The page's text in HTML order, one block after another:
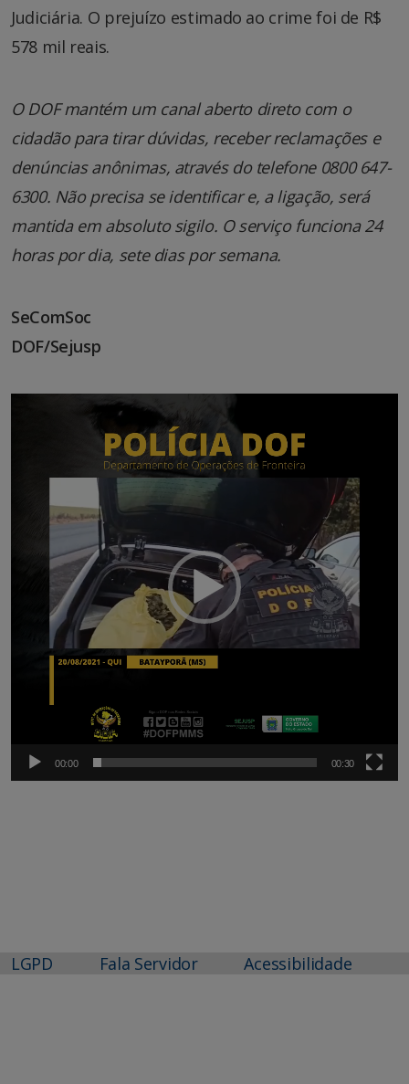
Judiciária. O prejuízo estimado ao crime foi de R$
578 mil reais.
O DOF mantém um canal aberto direto com o
cidadão para tirar dúvidas, receber reclamações e
denúncias anônimas, através do telefone 0800 647-
6300. Não precisa se identificar e, a ligação, será
mantida em absoluto sigilo. O serviço funciona 24
horas por dia, sete dias por semana.
SeComSoc
DOF/Sejusp
00:00 00:30
LGPD Fala Servidor Acessibilidade